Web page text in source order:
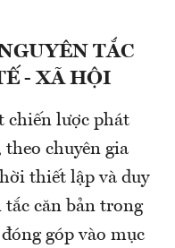
TẮC
- XÃ HỘI
chiến lược phát
chuyên gia
thiết lập và duy
tắc căn bản trong
góp vào mục